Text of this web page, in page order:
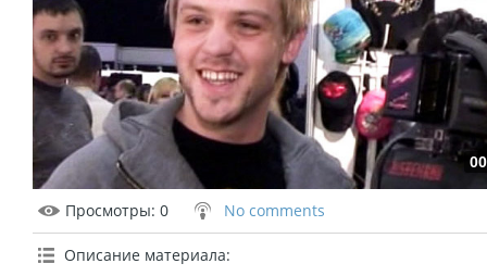
Просмотры: 0 No comments
Описание материала: